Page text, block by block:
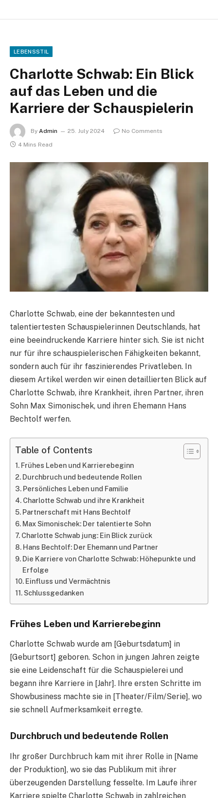
LEBENSSTIL
Charlotte Schwab: Ein Blick
auf das Leben und die
Karriere der Schauspielerin
By Admin 25. July 2024
No Comments
4 Mins Read
Charlotte Schwab, eine der bekanntesten und
talentiertesten Schauspielerinnen Deutschlands, hat
eine beeindruckende Karriere hinter sich. Sie ist nicht
nur für ihre schauspielerischen Fähigkeiten bekannt,
sondern auch für ihr faszinierendes Privatleben. In
diesem Artikel werden wir einen detaillierten Blick auf
Charlotte Schwab, ihre Krankheit, ihren Partner, ihren
Sohn Max Simonischek, und ihren Ehemann Hans
Bechtolf werfen.
Table of Contents
Frühes Leben und Karrierebeginn
Durchbruch und bedeutende Rollen
Persönliches Leben und Familie
Charlotte Schwab und ihre Krankheit
Partnerschaft mit Hans Bechtolf
Max Simonischek: Der talentierte Sohn
Charlotte Schwab jung: Ein Blick zurück
Hans Bechtolf: Der Ehemann und Partner
Die Karriere von Charlotte Schwab: Höhepunkte und
Erfolge
Einfluss und Vermächtnis
Schlussgedanken
Frühes Leben und Karrierebeginn
Charlotte Schwab wurde am [Geburtsdatum] in
[Geburtsort] geboren. Schon in jungen Jahren zeigte
sie eine Leidenschaft für die Schauspielerei und
begann ihre Karriere in [Jahr]. Ihre ersten Schritte im
Showbusiness machte sie in [Theater/Film/Serie], wo
sie schnell Aufmerksamkeit erregte.
Durchbruch und bedeutende Rollen
Ihr großer Durchbruch kam mit ihrer Rolle in [Name
der Produktion], wo sie das Publikum mit ihrer
überzeugenden Darstellung fesselte. Im Laufe ihrer
Karriere spielte Charlotte Schwab in zahlreichen